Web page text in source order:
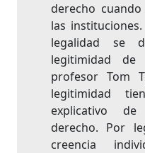
derecho
las
legalidad se
legitimidad de
profesor Tom
legitimidad
explicativo
derecho. Por
creencia